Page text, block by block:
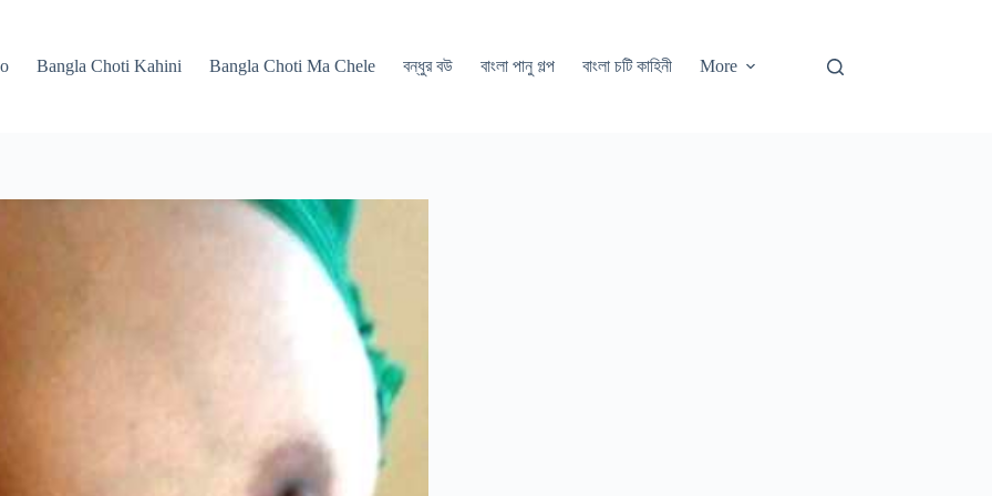
Bangla Choti Kahini Bangla Choti Ma Chele বন্ধুর বউ বাংলা পানু গল্প বাংলা চটি কাহিনী More